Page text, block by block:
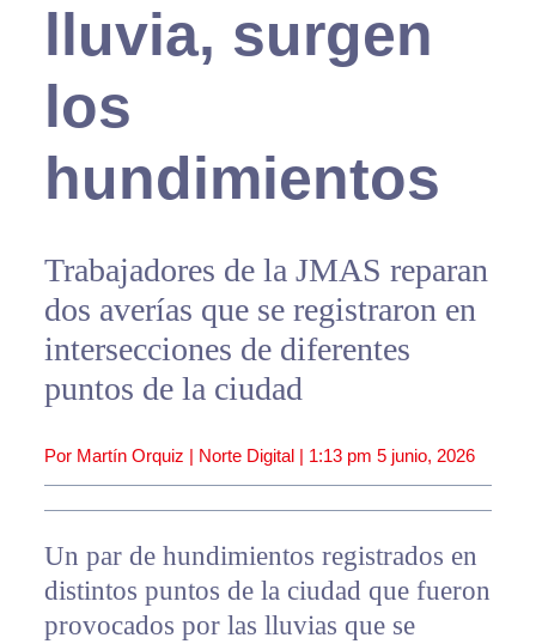
lluvia, surgen
los
hundimientos
Trabajadores de la JMAS reparan
dos averías que se registraron en
intersecciones de diferentes
puntos de la ciudad
Por Martín Orquiz | Norte Digital | 1:13 pm 5 junio, 2026
Un par de hundimientos registrados en
distintos puntos de la ciudad que fueron
provocados por las lluvias que se